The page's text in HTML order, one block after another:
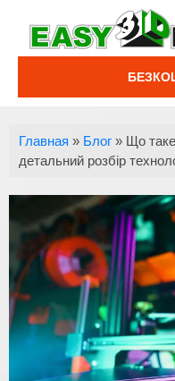
Главная » Блог » Що таке
детальний розбір